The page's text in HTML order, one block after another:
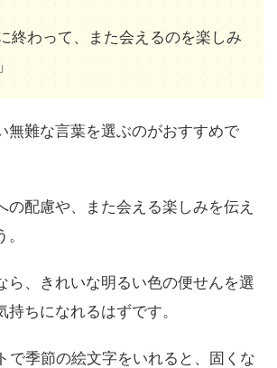
終わって、また会えるのを楽しみ
無難な言葉を選ぶのがおすすめで
の配慮や、また会える楽しみを伝え
ら、きれいな明るい色の便せんを選
ちになれるはずです。
で季節の絵文字をいれると、固くな